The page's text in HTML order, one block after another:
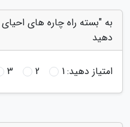
به "بسته راه چاره های احیای
دهید
امتیاز دهید:1
2
3